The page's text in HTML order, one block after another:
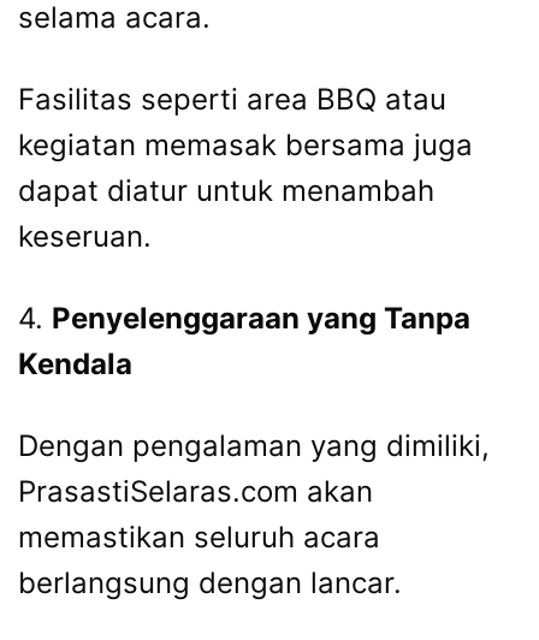
selama acara.
Fasilitas seperti area BBQ atau
kegiatan memasak bersama juga
dapat diatur untuk menambah
keseruan.
4. Penyelenggaraan yang Tanpa
Kendala
Dengan pengalaman yang dimiliki,
PrasastiSelaras.com akan
memastikan seluruh acara
berlangsung dengan lancar.